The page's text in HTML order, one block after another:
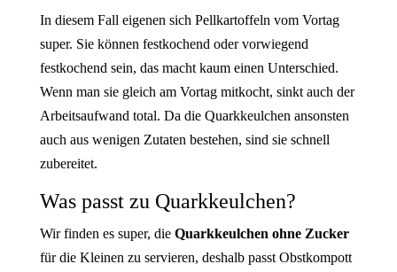
In diesem Fall eigenen sich Pellkartoffeln vom Vortag
super. Sie können festkochend oder vorwiegend
festkochend sein, das macht kaum einen Unterschied.
Wenn man sie gleich am Vortag mitkocht, sinkt auch der
Arbeitsaufwand total. Da die Quarkkeulchen ansonsten
auch aus wenigen Zutaten bestehen, sind sie schnell
zubereitet.
Was passt zu Quarkkeulchen?
Wir finden es super, die Quarkkeulchen ohne Zucker
für die Kleinen zu servieren, deshalb passt Obstkompott